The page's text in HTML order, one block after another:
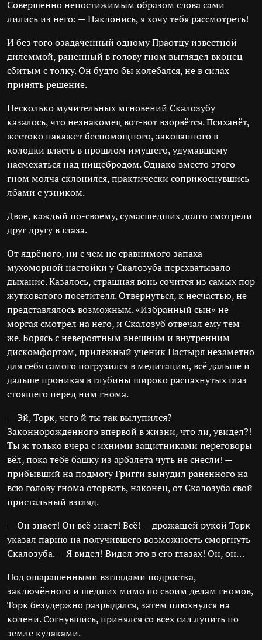
Совершенно непостижимым образом слова сами
лились из него: — Наклонись, я хочу тебя рассмотреть!
И без того озадаченный одному Праотцу известной
дилеммой, раненный в голову гном выглядел вконец
сбитым с толку. Он будто бы колебался, не в силах
принять решение.
Несколько мучительных мгновений Скалозубу
казалось, что незнакомец вот-вот взорвётся. Психанёт,
жестоко накажет беспомощного, закованного в
колодки власть в прошлом имущего, удумавшему
насмехаться над нищебродом. Однако вместо этого
гном молча склонился, практически соприкоснувшись
лбами с узником.
Двое, каждый по-своему, сумасшедших долго смотрели
друг другу в глаза.
От ядрёного, ни с чем не сравнимого запаха
мухоморной настойки у Скалозуба перехватывало
дыхание. Казалось, страшная вонь сочится из самых пор
жутковатого посетителя. Отвернуться, к несчастью, не
представлялось возможным. «Избранный сын» не
моргая смотрел на него, и Скалозуб отвечал ему тем
же. Борясь с невероятным внешним и внутренним
дискомфортом, прилежный ученик Пастыря незаметно
для себя самого погрузился в медитацию, всё дальше и
дальше проникая в глубины широко распахнутых глаз
стоящего перед ним гнома.
— Эй, Торк, чего й ты так вылупился?
Законнорожденного впервой в жизни, что ли, увидел?!
Ты ж только вчера с ихними защитниками переговоры
вёл, пока тебе башку из арбалета чуть не снесли! —
прибывший на подмогу Григги вынудил раненного на
всю голову гнома оторвать, наконец, от Скалозуба свой
пристальный взгляд.
— Он знает! Он всё знает! Всё! — дрожащей рукой Торк
указал парню на получившего возможность сморгнуть
Скалозуба. — Я видел! Видел это в его глазах! Он, он…
Под ошарашенными взглядами подростка,
заключённого и шедших мимо по своим делам гномов,
Торк безудержно разрыдался, затем плюхнулся на
колени. Согнувшись, принялся со всех сил лупить по
земле кулаками.